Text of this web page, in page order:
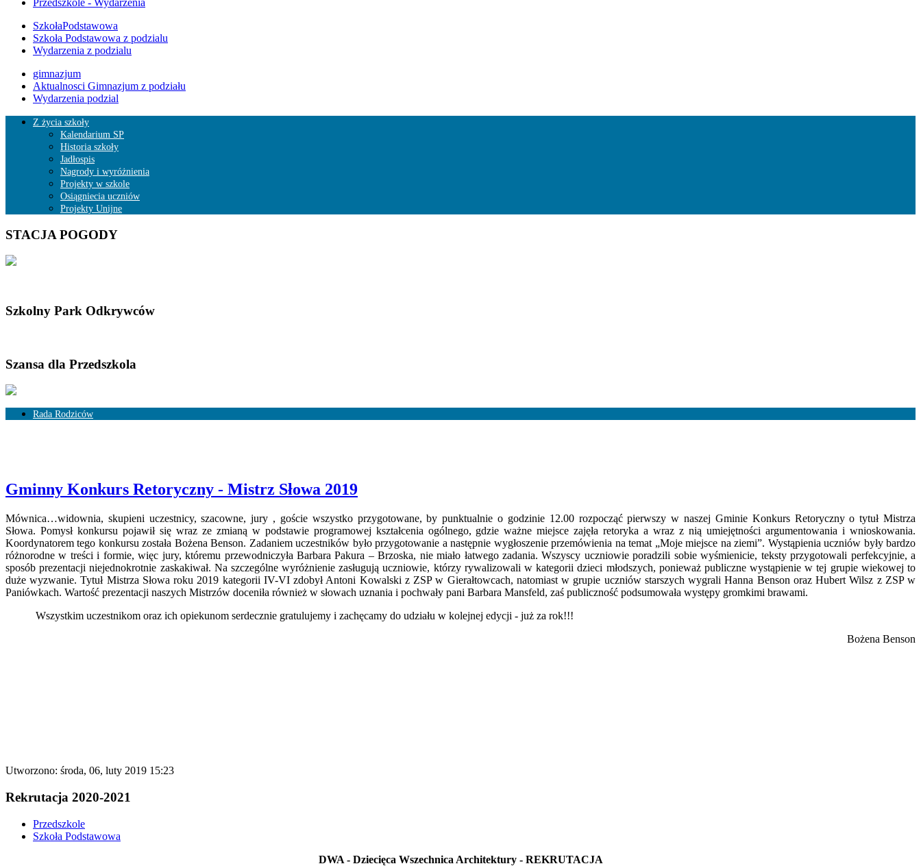
Przedszkole - Wydarzenia
SzkołaPodstawowa
Szkoła Podstawowa z podzialu
Wydarzenia z podzialu
gimnazjum
Aktualnosci Gimnazjum z podziału
Wydarzenia podzial
Z życia szkoły
Kalendarium SP
Historia szkoły
Jadłospis
Nagrody i wyróżnienia
Projekty w szkole
Osiągniecia uczniów
Projekty Unijne
STACJA POGODY
Szkolny Park Odkrywców
Szansa dla Przedszkola
Rada Rodziców
Gminny Konkurs Retoryczny - Mistrz Słowa 2019
Mównica…widownia, skupieni uczestnicy, szacowne, jury , goście wszystko przygotowane, by punktualnie o godzinie 12.00 rozpocząć pierwszy w naszej Gminie Konkurs Retoryczny o tytuł Mistrza
Słowa. Pomysł konkursu pojawił się wraz ze zmianą w podstawie programowej kształcenia ogólnego, gdzie ważne miejsce zajęła retoryka a wraz z nią umiejętności argumentowania i wnioskowania.
Koordynatorem tego konkursu została Bożena Benson. Zadaniem uczestników było przygotowanie a następnie wygłoszenie przemówienia na temat „Moje miejsce na ziemi”. Wystąpienia uczniów były bardzo
różnorodne w treści i formie, więc jury, któremu przewodniczyła Barbara Pakura – Brzoska, nie miało łatwego zadania. Wszyscy uczniowie poradzili sobie wyśmienicie, teksty przygotowali perfekcyjnie, a
sposób prezentacji niejednokrotnie zaskakiwał. Na szczególne wyróżnienie zasługują uczniowie, którzy rywalizowali w kategorii dzieci młodszych, ponieważ publiczne wystąpienie w tej grupie wiekowej to
duże wyzwanie. Tytuł Mistrza Słowa roku 2019 kategorii IV-VI zdobył Antoni Kowalski z ZSP w Gierałtowcach, natomiast w grupie uczniów starszych wygrali Hanna Benson oraz Hubert Wilsz z ZSP w
Paniówkach. Wartość prezentacji naszych Mistrzów doceniła również w słowach uznania i pochwały pani Barbara Mansfeld, zaś publiczność podsumowała występy gromkimi brawami.
Wszystkim uczestnikom oraz ich opiekunom serdecznie gratulujemy i zachęcamy do udziału w kolejnej edycji - już za rok!!!
Bożena Benson
Utworzono: środa, 06, luty 2019 15:23
Rekrutacja 2020-2021
Przedszkole
Szkoła Podstawowa
DWA - Dziecięca Wszechnica Architektury - REKRUTACJA